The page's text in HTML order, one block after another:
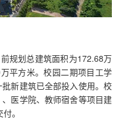
规划总建筑面积为172.68万
平方米。校园二期项目工学
新建筑已全部投入使用。校
医学院、教师宿舍等项目建
。